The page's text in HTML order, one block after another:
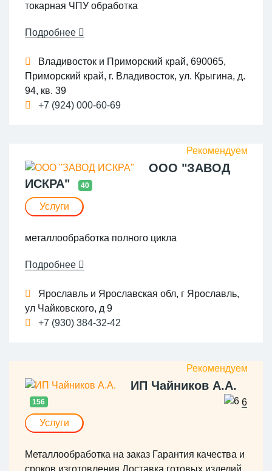
токарная ЧПУ обработка
Подробнее
Владивосток и Приморский край, 690065,
Приморский край, г. Владивосток, ул. Крыгина, д.
94, кв. 39
+7 (924) 000-60-69
ООО "ЗАВОД
ИСКРА"
40
Услуги
металлообработка полного цикла
Подробнее
Ярославль и Ярославская обл, г Ярославль,
ул Чайковского, д 9
+7 (930) 384-32-42
ИП Чайников А.А.
156 6
Услуги
Металлообработка на заказ Гарантия качества и